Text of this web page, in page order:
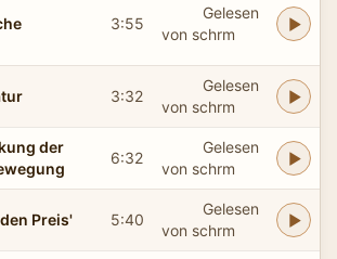
3:55
Gelesen
von schrm
3:32
Gelesen
von schrm
der
6:32
Gelesen
von schrm
Preis' 5:40
Gelesen
von schrm